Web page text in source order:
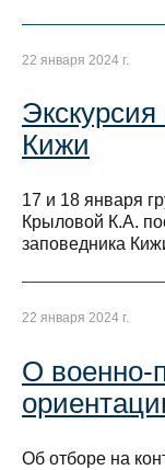
22 января 2024 г.
Кижи
17 и 18 января
Крыловой К.А.
заповедника
22 января 2024 г.
О военно-
Об отборе на